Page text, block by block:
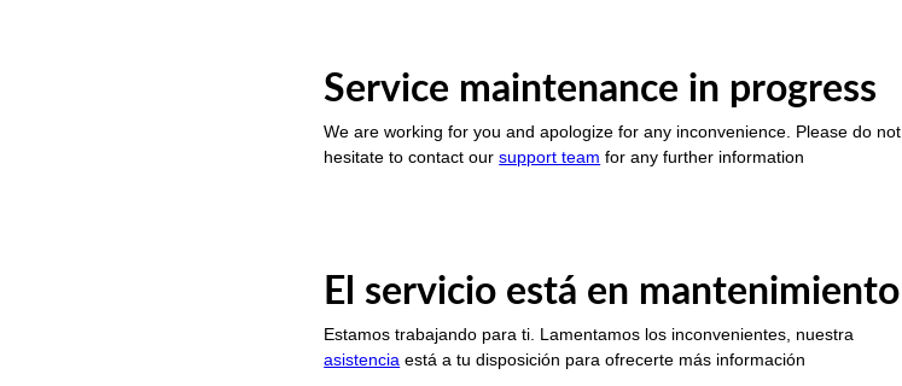
Service maintenance in progress
We are working for you and apologize for any inconvenience. Please do not
hesitate to contact oursupport team for any further information
El servicio está en mantenimiento
Estamos trabajando para ti. Lamentamos los inconvenientes, nuestra
asistencia está a tu disposición para ofrecerte más información